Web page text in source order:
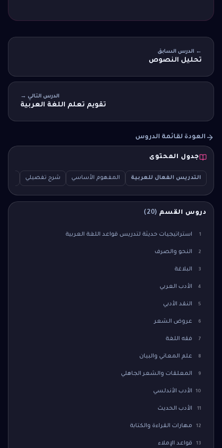
← الدرس السابق
تحليل النصوص
الدرس التالي →
تقويم تعلم اللغة العربية
العودة لقائمة الدروس
جدول المحتوى
التدريس الفعال للعربية المفهوم الأساسي شرح تفصيلي
دروس القسم (
20
)
1 استراتيجيات حديثة لتدريس قواعد اللغة العربية
2 النحو والصرف
3 البلاغة
4 الأدب العربي
5 النقد الأدبي
6 عروض الشعر
7 فقه اللغة
8 علم المعاني والبيان
9 المعلقات والشعر الجاهلي
10 الأدب الأندلسي
11 الأدب الحديث
12 مهارات القراءة والكتابة
13 قواعد الإملاء